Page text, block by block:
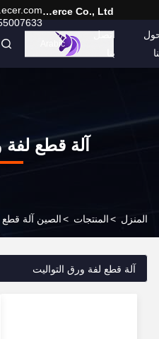
Hefei Purple Horn E-Commerce Co., Ltd.
اتصل
بنا
Arabic
آلة قطع لفة
المنزل >المنتجات >الصين آلة قطع
آلة قطع لفة ورق التواليت